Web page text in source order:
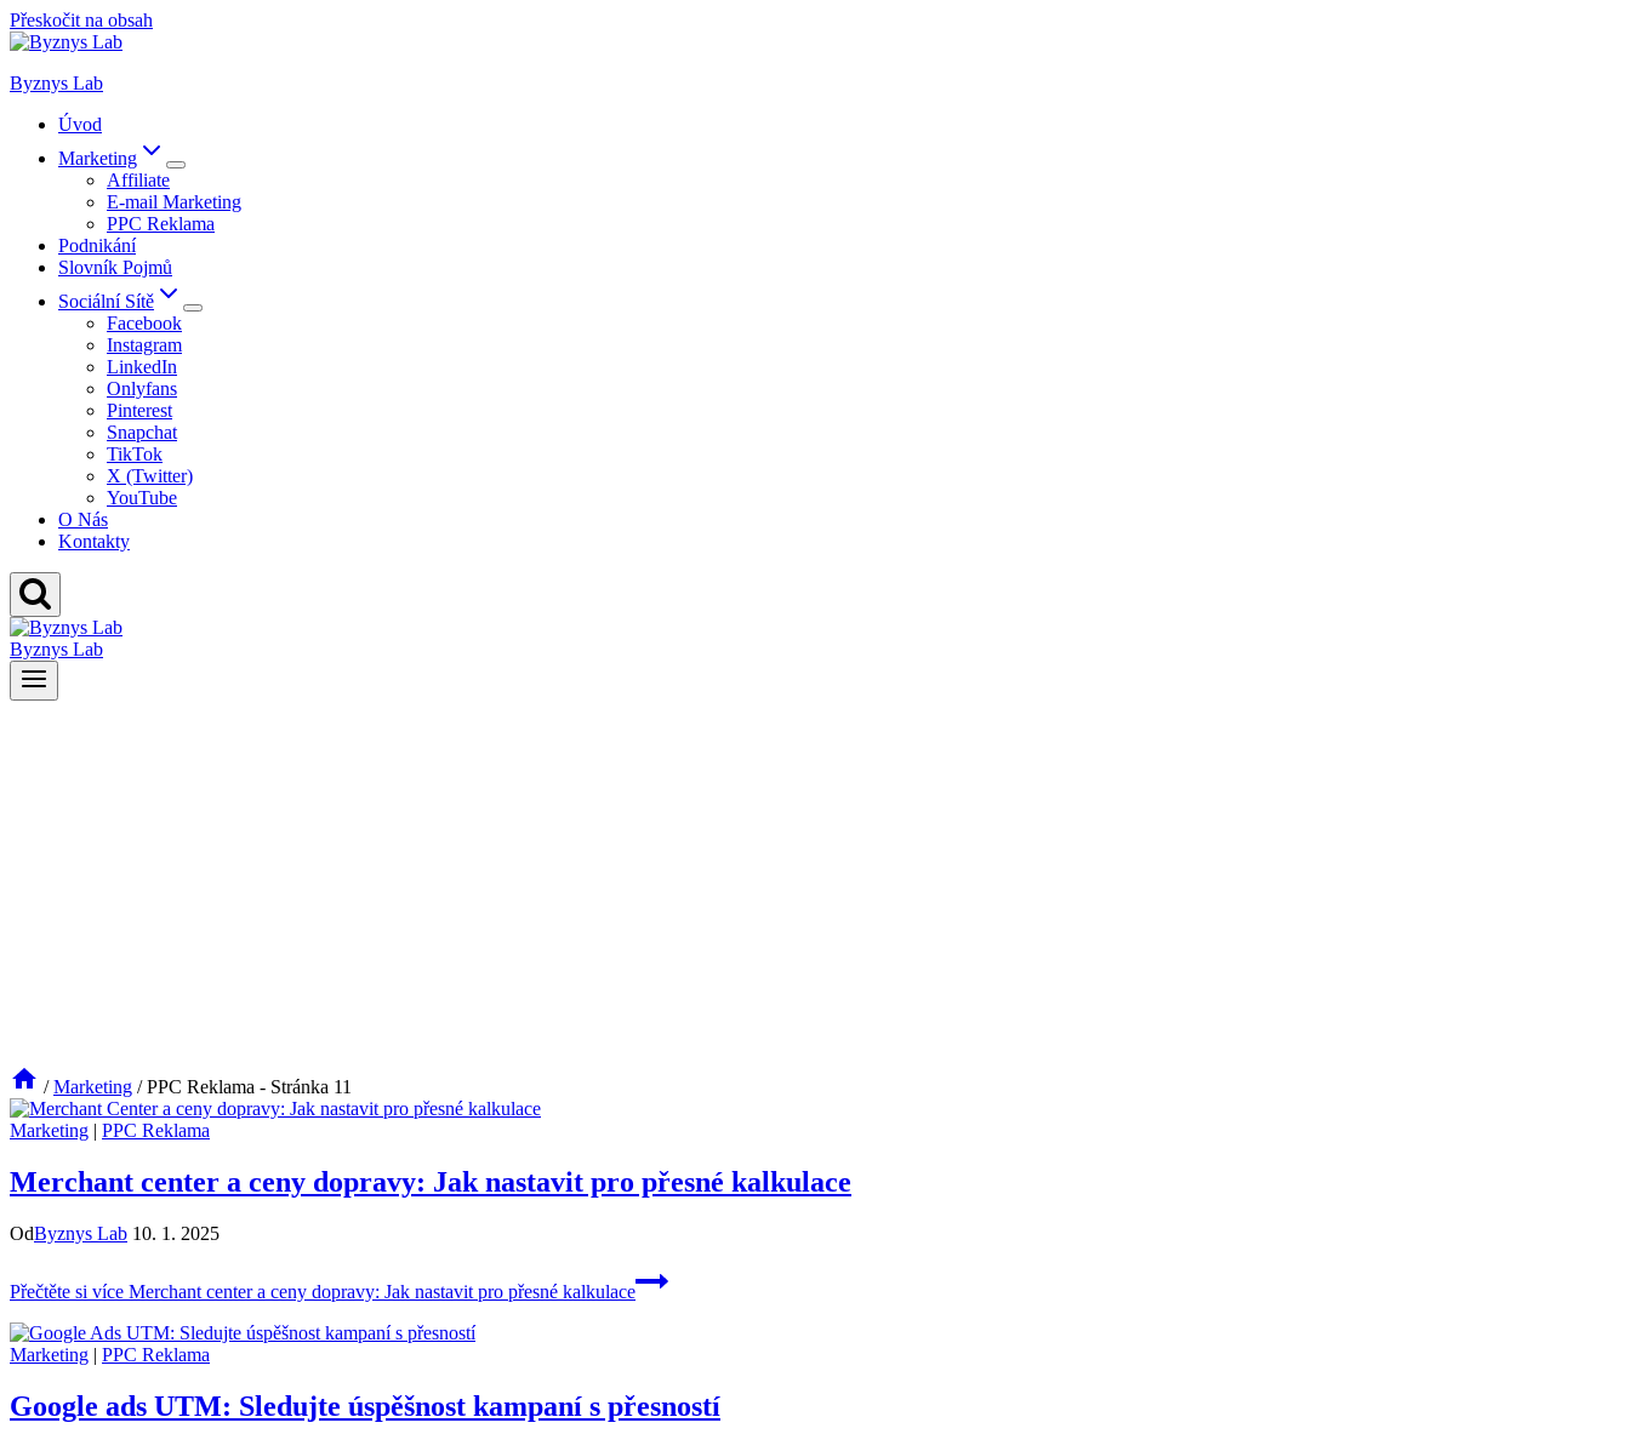
Přeskočit na obsah
Byznys Lab
Úvod
Marketing
Affiliate
E-mail Marketing
PPC Reklama
Podnikání
Slovník Pojmů
Sociální Sítě
Facebook
Instagram
LinkedIn
Onlyfans
Pinterest
Snapchat
TikTok
X (Twitter)
YouTube
O Nás
Kontakty
Byznys Lab
/ Marketing / PPC Reklama - Stránka 11
Marketing | PPC Reklama
Merchant center a ceny dopravy: Jak nastavit pro přesné kalkulace
OdByznys Lab 10. 1. 2025
Přečtěte si více Merchant center a ceny dopravy: Jak nastavit pro přesné kalkulace
Marketing | PPC Reklama
Google ads UTM: Sledujte úspěšnost kampaní s přesností